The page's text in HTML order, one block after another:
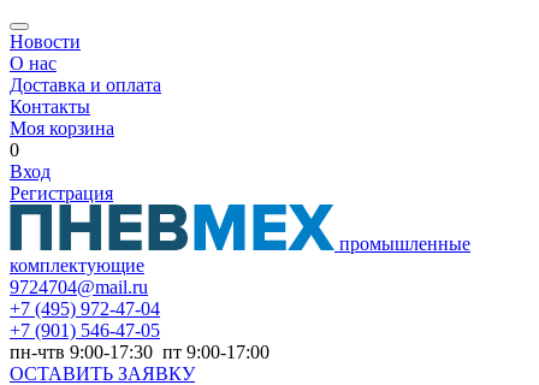
Новости
О нас
Доставка и оплата
Контакты
Моя корзина
0
Вход
Регистрация
промышленные
комплектующие
9724704@mail.ru
+7 (495) 972-47-04
+7 (901) 546-47-05
пн-чтв 9:00-17:30 пт 9:00-17:00
ОСТАВИТЬ ЗАЯВКУ